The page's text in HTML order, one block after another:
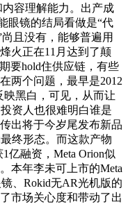
容理解能力。出产成
眼镜的结局看做是“代
且没有，能够普遍用
火正在11月达到了颠
要hold住供应链，有些
两个问题，最早是2012
映黑白，可见，从而让
资人也很难明白谁是
出将于今岁尾发布新品
终形态。而这款产物
亿融资，Meta Orion似
本年李未可上市的Meta
、Rokid无AR光机版的
市场关心度和带动了出